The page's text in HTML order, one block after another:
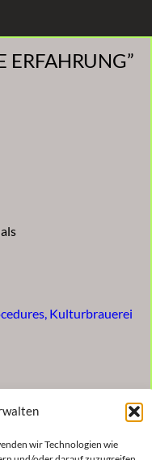
wir Technologien wie
ERFAHRUNG”
Kulturbrauerei